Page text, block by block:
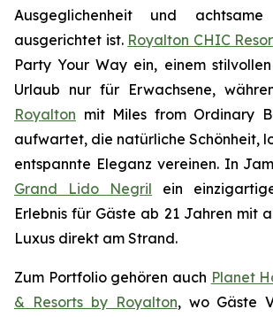
Ausgeglichenheit und achtsame
ausgerichtet ist. Royalton CHIC
Party Your Way ein, einem
Urlaub nur für Erwachsene,
Royalton mit Miles from Ordinary
aufwartet, die natürliche Schönheit,
entspannte Eleganz vereinen. In
Grand Lido Negril ein
Erlebnis für Gäste ab 21 Jahren mit
Luxus direkt am Strand.
Zum Portfolio gehören auch Planet
& Resorts by Royalton, wo Gäste